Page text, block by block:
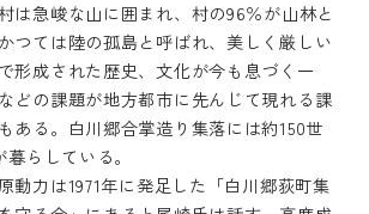
は急峻な山に囲まれ、村の96％が山林と
つては陸の孤島と呼ばれ、美しく厳しい
形成された歴史、文化が今も息づく一
どの課題が地方都市に先んじて現れる課
ある。白川郷合掌造り集落には約150世
らしている。
動力は1971年に発足した「白川郷荻町集